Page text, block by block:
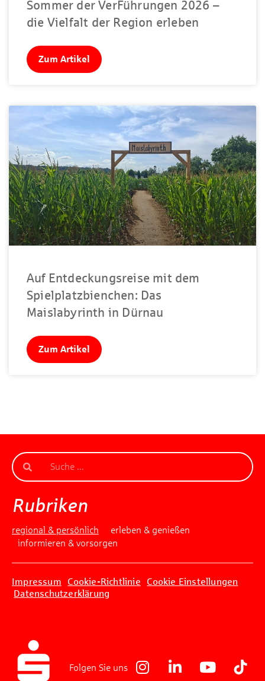
Sommer der VerFührungen 2026 –
die Vielfalt der Region erleben
Zum Artikel
Auf Entdeckungsreise mit dem
Spielplatzbienchen: Das
Maislabyrinth in Dürnau
Zum Artikel
Rubriken
regional & persönlich
erleben & genießen
informieren & vorsorgen
Impressum Cookie-Richtlinie
Cookie Einstellungen
Datenschutzerklärung
Folgen Sie uns